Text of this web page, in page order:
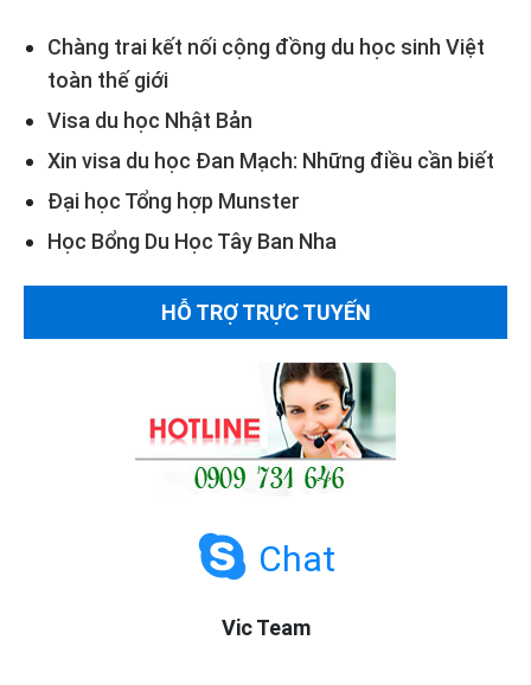
Chàng trai kết nối cộng đồng du học sinh Việt
toàn thế giới
Visa du học Nhật Bản
Xin visa du học Đan Mạch: Những điều cần biết
Đại học Tổng hợp Munster
Học Bổng Du Học Tây Ban Nha
HỖ TRỢ TRỰC TUYẾN
Chat
Vic Team